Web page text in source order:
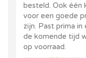
besteld. Ook één
voor een goede
zijn. Past prima in
de komende tijd
op voorraad.